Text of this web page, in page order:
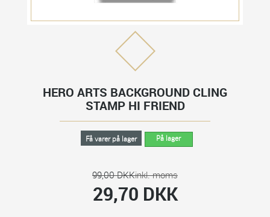
HERO ARTS BACKGROUND CLING
STAMP HI FRIEND
Få varer på lager På lager
99,00 DKKinkl. moms
29,70 DKK